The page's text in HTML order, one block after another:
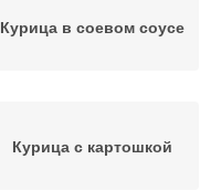
Курица в соевом соусе
Курица с картошкой